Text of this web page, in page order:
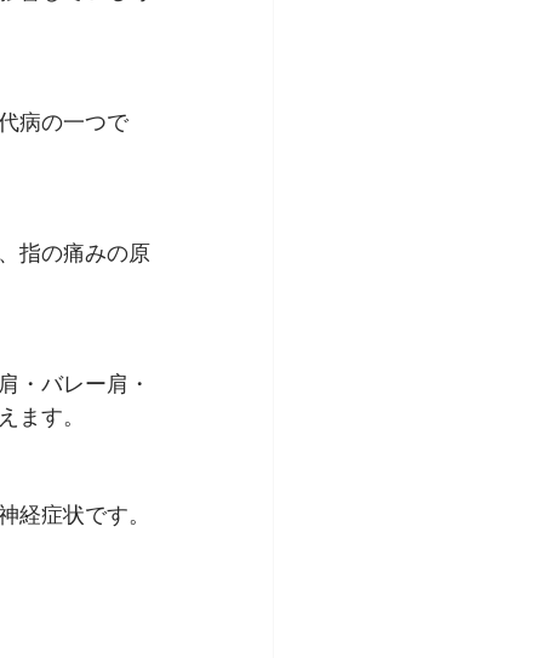
病の一つで
指の痛みの原
・バレー肩・
ます。
経症状です。